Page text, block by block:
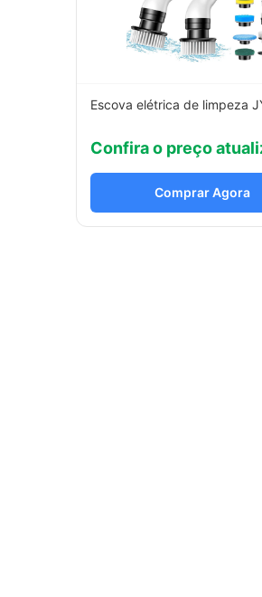
Escova elétrica de limpeza
Confira o preço
Comprar Agora